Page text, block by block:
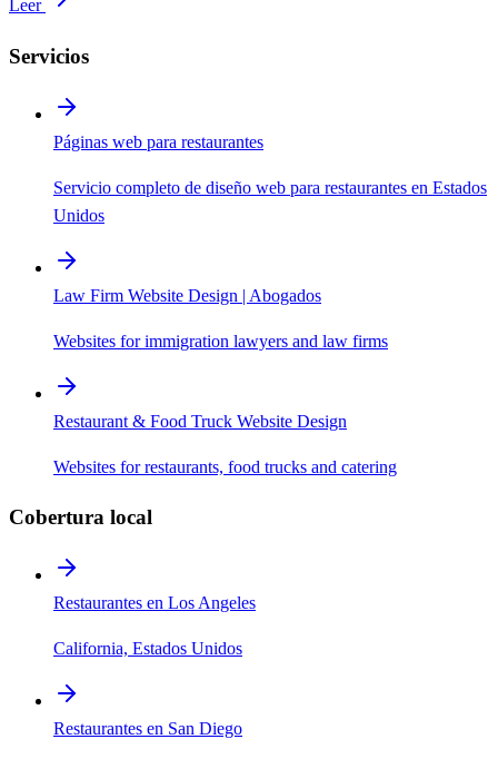
Leer
Servicios
Páginas web para restaurantes
Servicio completo de diseño web para restaurantes en Estados
Unidos
Law Firm Website Design | Abogados
Websites for immigration lawyers and law firms
Restaurant & Food Truck Website Design
Websites for restaurants, food trucks and catering
Cobertura local
Restaurantes en Los Angeles
California, Estados Unidos
Restaurantes en San Diego